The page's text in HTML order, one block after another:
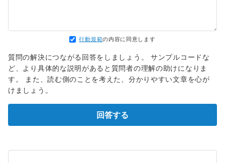
行動規範の内容に同意します
質問の解決につながる回答をしましょう。 サンプルコードな
ど、より具体的な説明があると質問者の理解の助けになりま
す。 また、読む側のことを考えた、分かりやすい文章を心が
けましょう。
回答する